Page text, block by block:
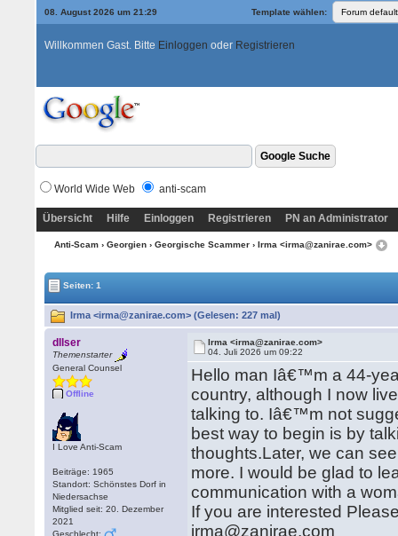
08. August 2026 um 21:29 Template wählen:
Willkommen Gast. Bitte Einloggen oder Registrieren
World Wide Web anti-scam
Übersicht Hilfe Einloggen Registrieren PN an Administrator
Anti-Scam› Georgien› Georgische Scammer› Irma <irma@zanirae.com>
Seiten: 1
Irma <irma@zanirae.com> (Gelesen: 227 mal)
dllser
Themenstarter
General Counsel
Offline
I Love Anti-Scam
Beiträge: 1965
Standort: Schönstes Dorf in
Niedersachse
Mitglied seit: 20. Dezember
2021
Geschlecht:
Irma <irma@zanirae.com>
04. Juli 2026 um 09:22
Hello man Iâ€™m a 44-
country, although I now
talking to. Iâ€™m not
best way to begin is by
thoughts.Later, we can
more. I would be glad to
communication with a
If you are interested
irma@zanirae.com